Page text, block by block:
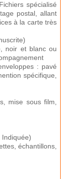
spécialisé
postal, allant
à la carte très
noir et blanc ou
: pavé
spécifique,
mise sous film,
Indiquée)
échantillons,